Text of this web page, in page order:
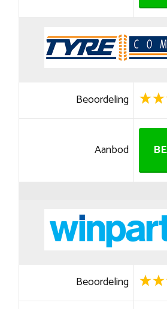
Beoordeling
Aanbod
Beoordeling